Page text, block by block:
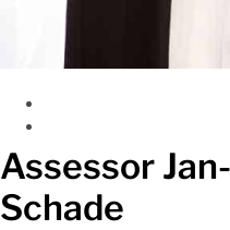
Assessor
Schade